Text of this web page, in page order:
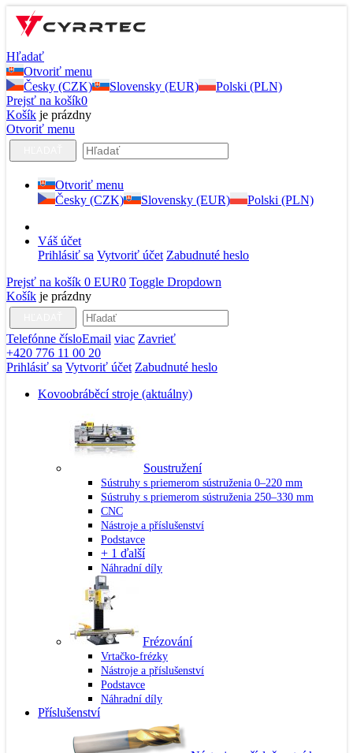
Hľadať
Otvoriť menu
Česky (CZK)
Slovensky (EUR)
Polski (PLN)
Prejsť na košík0
Košík je prázdny
Otvoriť menu
Otvoriť menu
Česky (CZK)
Slovensky (EUR) Polski (PLN)
Váš účet
Prihlásiť sa Vytvoriť účet Zabudnuté heslo
Prejsť na košík 0 EUR0 Toggle Dropdown
Košík je prázdny
Telefónne čísloEmail viac Zavrieť
+420 776 11 00 20
Prihlásiť sa Vytvoriť účet Zabudnuté heslo
Kovoobráběcí stroje (aktuálny)
Soustružení
Sústruhy s priemerom sústruženia 0–220 mm
Sústruhy s priemerom sústruženia 250–330 mm
CNC
Nástroje a příslušenství
Podstavce
+ 1 ďalší
Náhradní díly
Frézování
Vrtačko-frézky
Nástroje a příslušenství
Podstavce
Náhradní díly
Příslušenství